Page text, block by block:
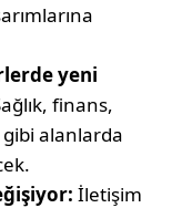
yeni
finans,
alanlarda
İletişim